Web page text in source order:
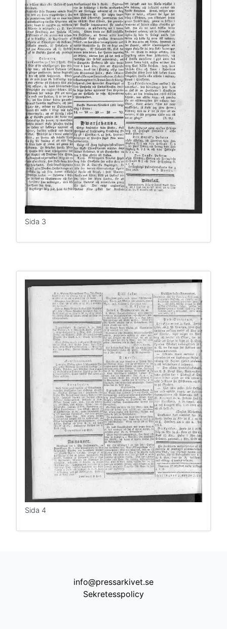
Sida 3
Sida 4
info@pressarkivet.se
Sekretesspolicy